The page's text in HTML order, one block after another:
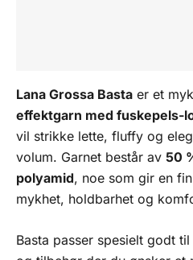
Lana Grossa Basta er et
effektgarn med fuskepels-
vil strikke lette, fluffy og
volum. Garnet består av 50
polyamid, noe som gir en
mykhet, holdbarhet og
Basta passer spesielt godt